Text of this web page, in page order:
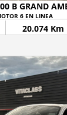
B GRAND
6 EN LINEA
20.074 Km